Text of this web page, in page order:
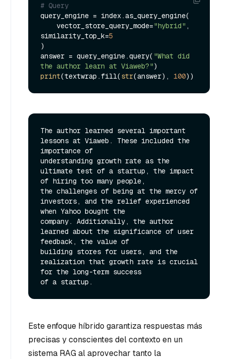
# Query
query_engine = index.as_query_engine(
    vector_store_query_mode=
"hybrid" ,
similarity_top_k=5
)
answer = query_engine.query( "What did
the author learn at Viaweb?"
print(textwrap.fill(str(answer), 100
The author learned several important
lessons at Viaweb. These included the
importance of
understanding growth rate as the
ultimate test of a startup, the impact
of hiring too many people,
the challenges of being at the mercy of
investors, and the relief experienced
when Yahoo bought the
company. Additionally, the author
learned about the significance of user
feedback, the value of
building stores for users, and the
realization that growth rate is crucial
for the long-term success
Este enfoque híbrido garantiza respuestas más
precisas y conscientes del contexto en un
sistema RAG al aprovechar tanto la